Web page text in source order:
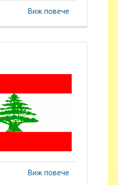
Виж повече
Виж повече